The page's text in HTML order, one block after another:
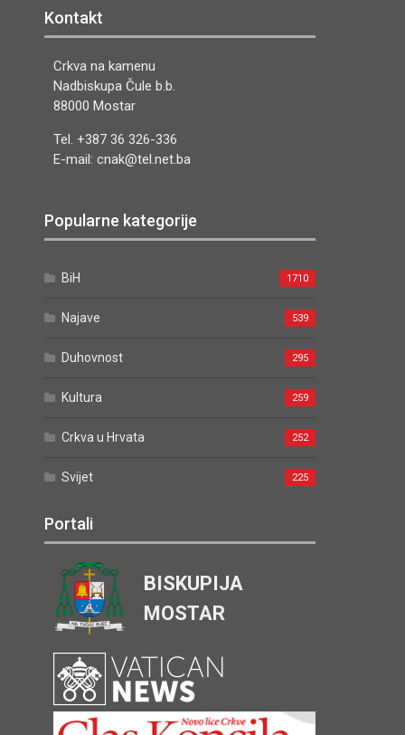
Kontakt
Crkva na kamenu
Nadbiskupa Čule b.b.
88000 Mostar
Tel. +387 36 326-336
E-mail: cnak@tel.net.ba
Popularne kategorije
BiH 1710
Najave 539
Duhovnost 295
Kultura 259
Crkva u Hrvata 252
Svijet 225
Portali
BISKUPIJA
MOSTAR